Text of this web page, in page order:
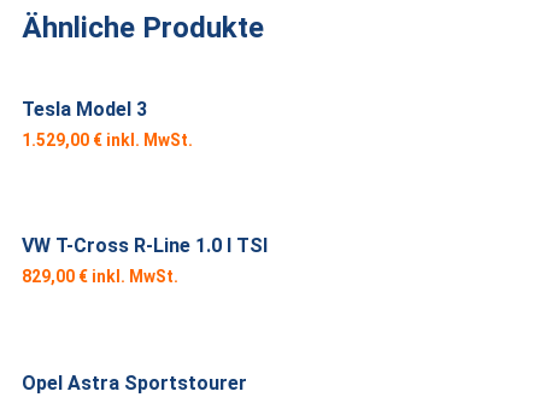
Ähnliche Produkte
Tesla Model 3
1.529,00 €
VW T-Cross R-Line 1.0 l TSI
829,00 €
Opel Astra Sportstourer